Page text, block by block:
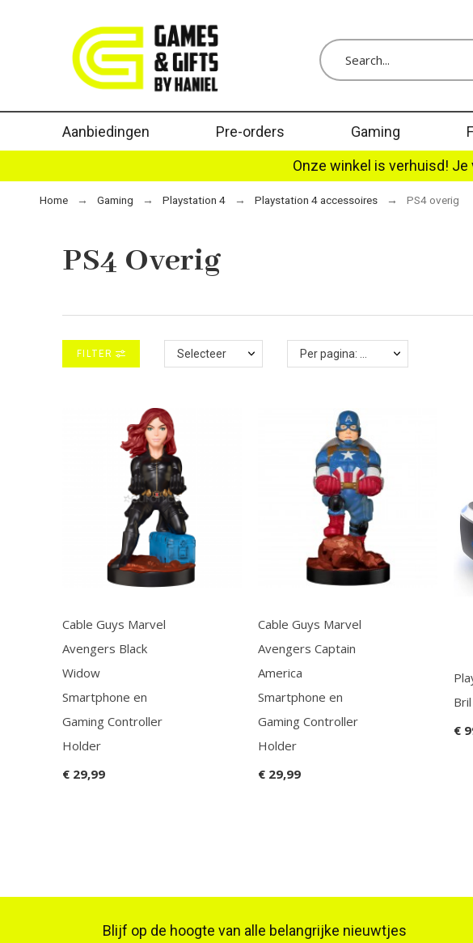
Aanbiedingen Pre-orders Gaming
Onze winkel is verhuisd!
Home Gaming Playstation 4 Playstation 4 accessoires PS4 overig
PS4 Overig
FILTER Selecteer
Cable Guys Marvel
Avengers Black
Widow
Smartphone en
Gaming Controller
Holder
€ 29,99
Cable Guys Marvel
Avengers Captain
America
Smartphone en
Gaming Controller
Holder
€ 29,99
Bril
€
Blijf op de hoogte van alle belangrijke nieuwtjes